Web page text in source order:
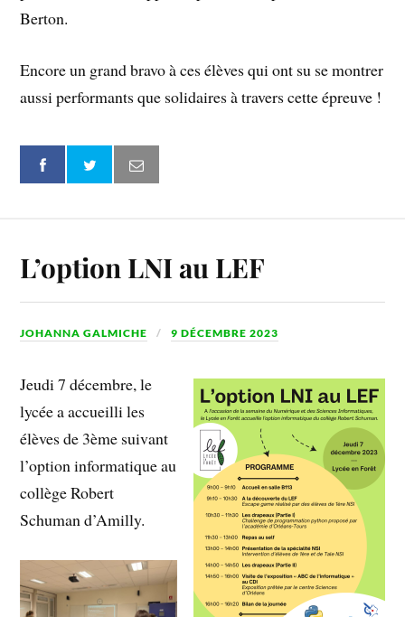
Berton.
Encore un grand bravo à ces élèves qui ont su se montrer
aussi performants que solidaires à travers cette épreuve !
L’option LNI au LEF
JOHANNA GALMICHE 9 DÉCEMBRE 2023
Jeudi 7 décembre, le
lycée a accueilli les
élèves de 3ème suivant
l’option informatique au
collège Robert
Schuman d’Amilly.